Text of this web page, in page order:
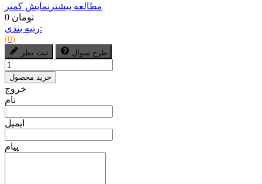
مطالعه بیشتر نمایش کمتر
0 تومان
رتبه بندی:
(0)
ثبت نظر طرح سوال
خرید محصول
خروج
نام
ایمیل
پیام